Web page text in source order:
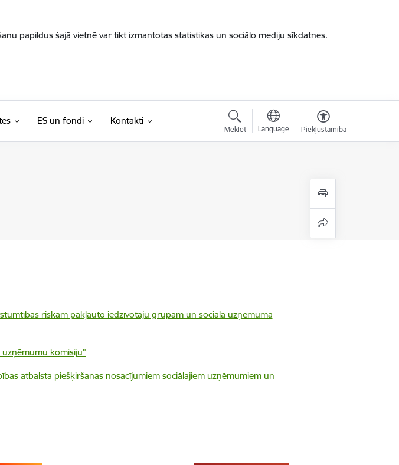
papildus šajā vietnē var tikt izmantotas statistikas un sociālo mediju sīkdatnes.
ES un fondi Kontakti
Meklēt Language Piekļūstamība
riskam pakļauto iedzīvotāju grupām un sociālā uzņēmuma
komisiju"
atbalsta piešķiršanas nosacījumiem sociālajiem uzņēmumiem un